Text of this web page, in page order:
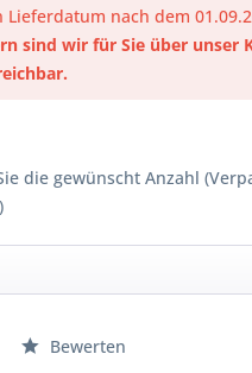
Lieferdatum nach dem
sind wir für Sie über unser
die gewünscht Anzahl
Bewerten